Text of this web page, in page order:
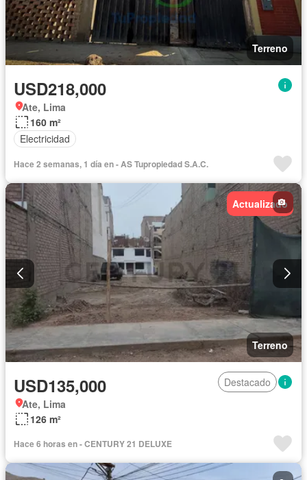
Terreno
USD218,000
Ate, Lima
160 m²
Electricidad
Hace 2 semanas, 1 día en - AS Tupropiedad S.A.C.
Actualizado
Terreno
USD135,000
Destacado
Ate, Lima
126 m²
Hace 6 horas en - CENTURY 21 DELUXE